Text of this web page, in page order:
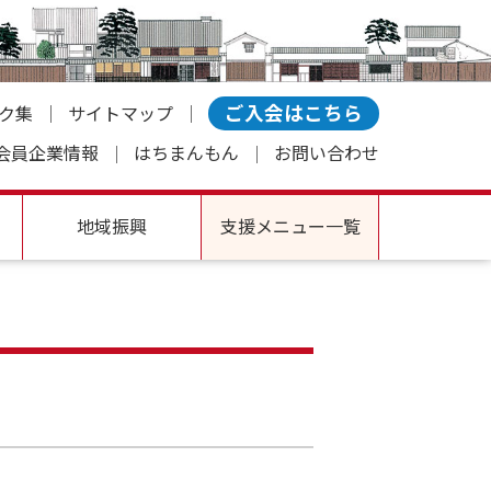
集 サイトマップ ご入会はこちら
員企業情報 はちまんもん お問い合わせ
地域振興 支援メニュー一覧